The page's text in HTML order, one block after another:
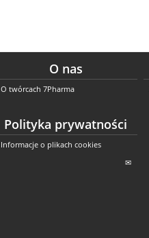
O nas
O twórcach 7Pharma
Polityka prywatności
Informacje o plikach cookies
✉